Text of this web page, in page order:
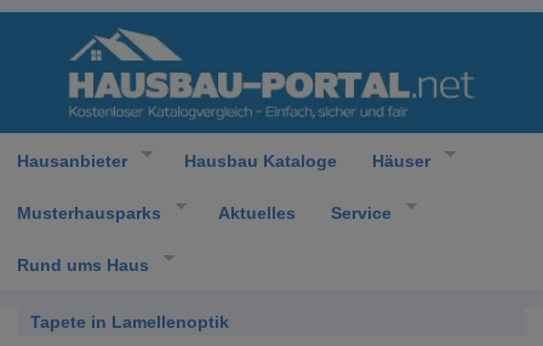
Hausanbieter Hausbau Kataloge Häuser
Musterhausparks Aktuelles Service
Rund ums Haus
Tapete in Lamellenoptik